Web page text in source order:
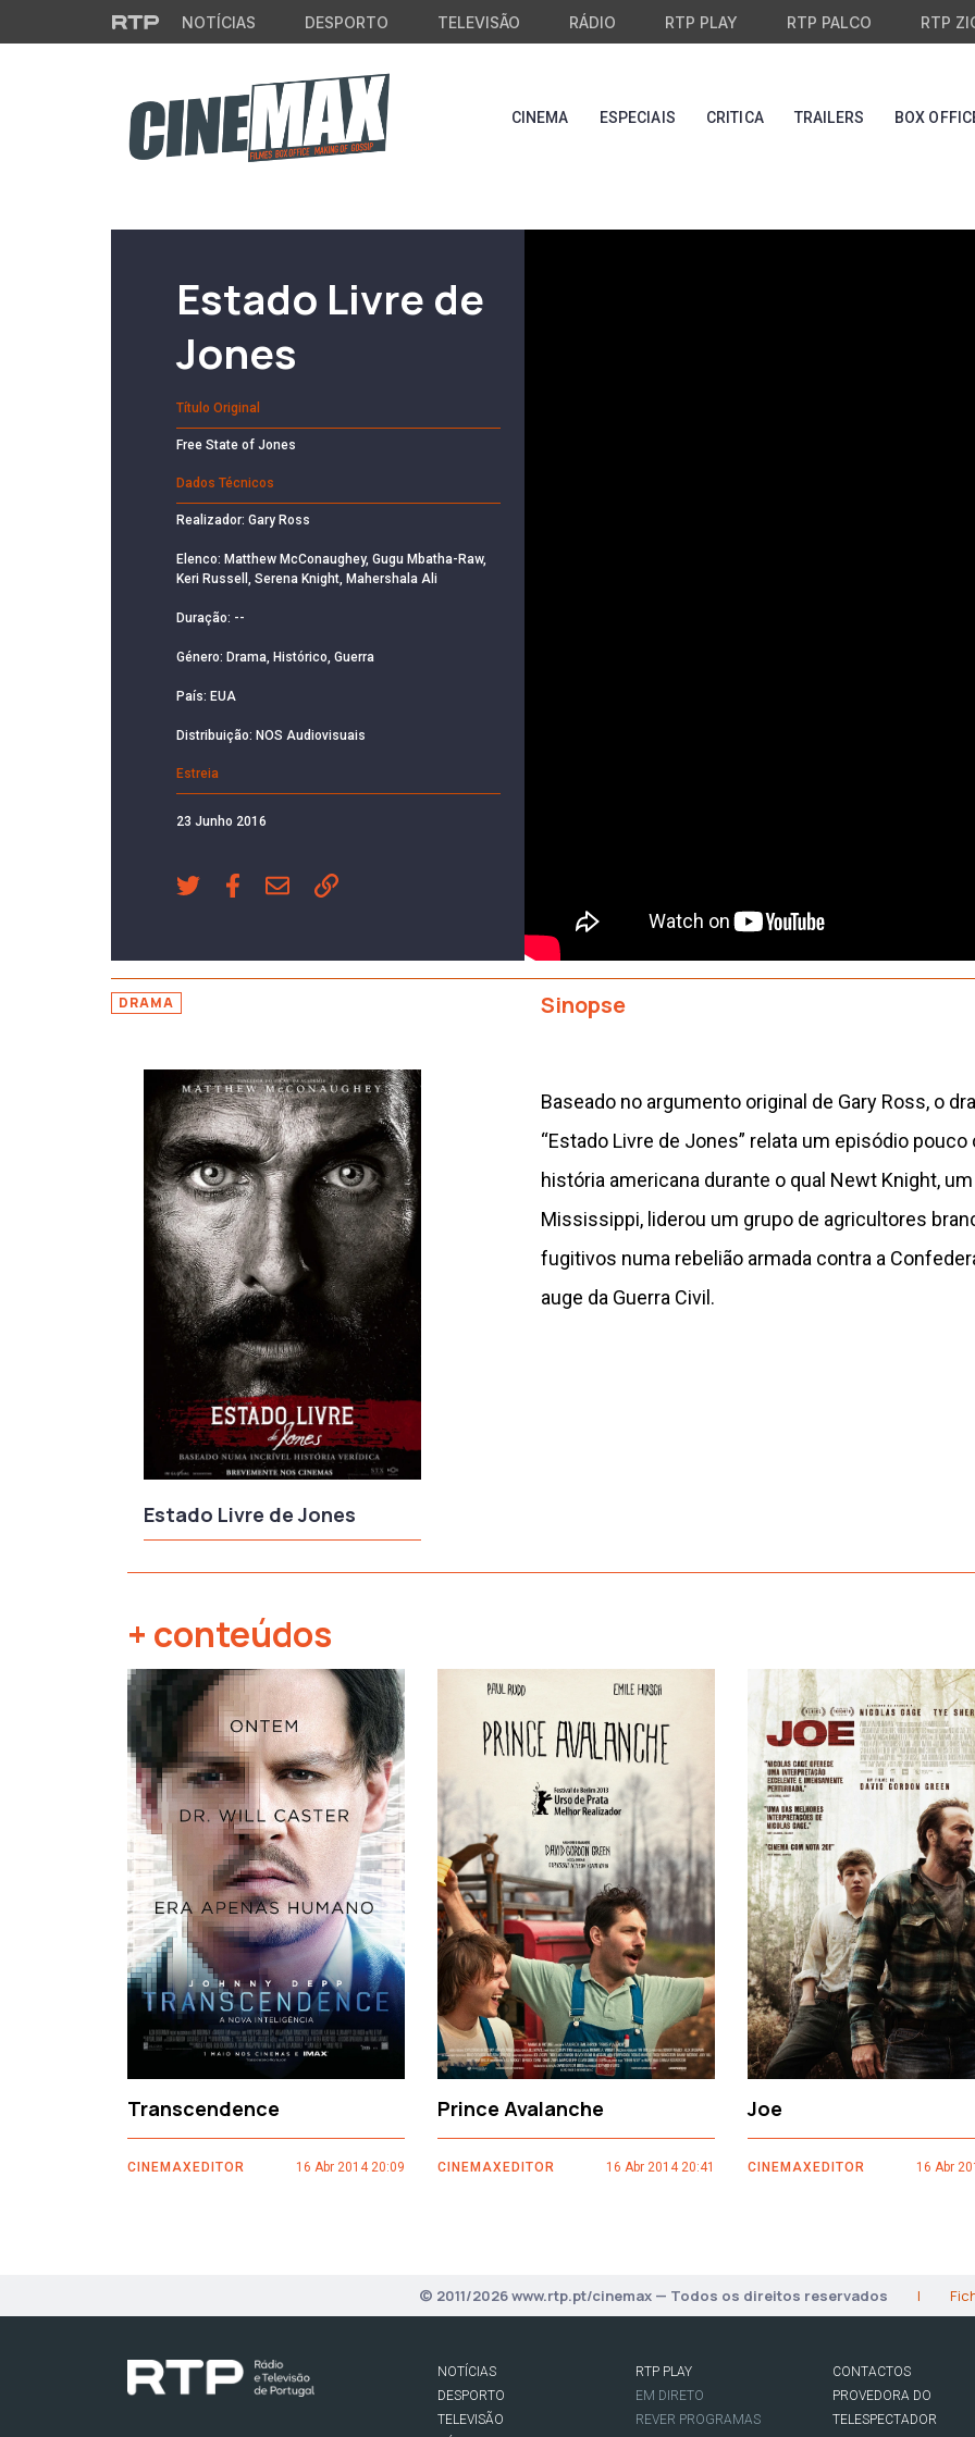
Saltar para o conteúdo principal
NOTÍCIAS DESPORTO TELEVISÃO RÁDIO RTP PLAY RTP PALCO RTP
CINEMA ESPECIAIS CRITICA TRAILERS BOX
Estado Livre de
Jones
Título Original
Free State of Jones
Dados Técnicos
Realizador: Gary Ross
Elenco: Matthew McConaughey, Gugu Mbatha-Raw,
Keri Russell, Serena Knight, Mahershala Ali
Duração: --
Género: Drama, Histórico, Guerra
País: EUA
Distribuição: NOS Audiovisuais
Estreia
23 Junho 2016
DRAMA Sinopse
Estado Livre de Jones
Baseado no argumento original de Gary Ross, o
“Estado Livre de Jones” relata um episódio
história americana durante o qual Newt Knight,
Mississippi, liderou um grupo de agricultores
fugitivos numa rebelião armada contra a
auge da Guerra Civil.
+ conteúdos
Transcendence
CINEMAXEDITOR 16 Abr 2014 20:09
Prince Avalanche
CINEMAXEDITOR 16 Abr 2014 20:41
Joe
CINEMAXEDITOR 16 Abr
‹
© 2011/2026 www.rtp.pt/cinemax — Todos os direitos reservados |
NOTÍCIAS
DESPORTO
TELEVISÃO
RTP PLAY
EM DIRETO
REVER PROGRAMAS
CONTACTOS
PROVEDORA DO
TELESPECTADOR